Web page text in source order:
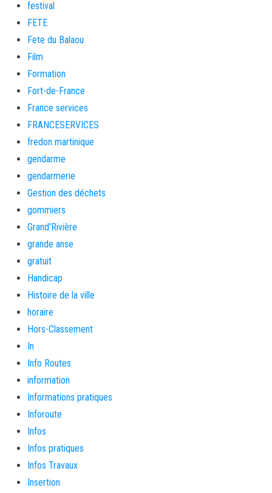
festival
FETE
Fete du Balaou
Film
Formation
Fort-de-France
France services
FRANCESERVICES
fredon martinique
gendarme
gendarmerie
Gestion des déchets
gommiers
Grand'Rivière
grande anse
gratuit
Handicap
Histoire de la ville
horaire
Hors-Classement
In
Info Routes
information
Informations pratiques
Inforoute
Infos
Infos pratiques
Infos Travaux
Insertion